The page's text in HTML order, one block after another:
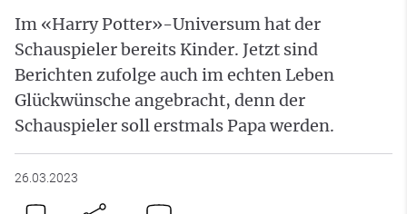
Im «Harry Potter»-Universum hat der
Schauspieler bereits Kinder. Jetzt sind
Berichten zufolge auch im echten Leben
Glückwünsche angebracht, denn der
Schauspieler soll erstmals Papa werden.
26.03.2023